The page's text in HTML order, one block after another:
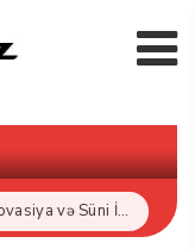
“Bakcell» və Gənclər Fondu «İnnovasiya və Süni İntellekt» üzrə təqaüd proqramının qalibləri ilə görüş keçirib